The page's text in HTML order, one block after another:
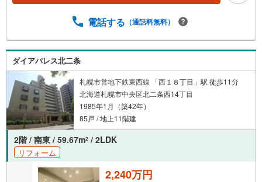
電話する （通話料無料）
ダイアパレス北二条
札幌市営地下鉄東西線 「西１８丁目」駅 徒歩11分
北海道札幌市中央区北二条西14丁目
1985年1月（築42年）
85戸 / 地上11階建
2階 / 南東 / 59.67m2 / 2LDK
リフォーム
2,240万円